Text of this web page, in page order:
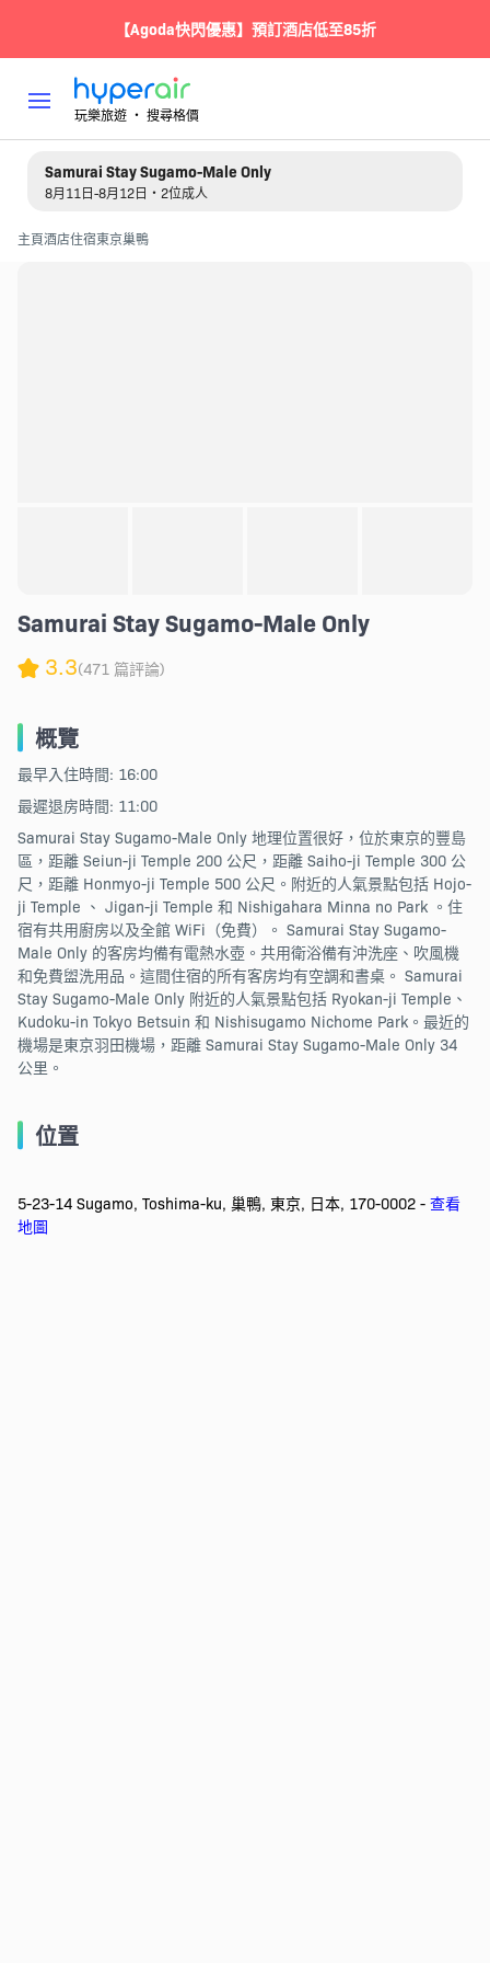
【Agoda快閃優惠】預訂酒店低至85折
玩樂旅遊 ‧ 搜尋格價
Samurai Stay Sugamo-Male Only
8月11日-8月12日・2位成人
主頁酒店住宿東京巢鴨
Samurai Stay Sugamo-Male Only
3.3(471 篇評論)
概覽
最早入住時間: 16:00
最遲退房時間: 11:00
Samurai Stay Sugamo-Male Only 地理位置很好，位於東京的豐島
區，距離 Seiun-ji Temple 200 公尺，距離 Saiho-ji Temple 300 公
尺，距離 Honmyo-ji Temple 500 公尺。附近的人氣景點包括 Hojo-
ji Temple 、 Jigan-ji Temple 和 Nishigahara Minna no Park 。住
宿有共用廚房以及全館 WiFi（免費）。 Samurai Stay Sugamo-
Male Only 的客房均備有電熱水壺。共用衛浴備有沖洗座、吹風機
和免費盥洗用品。這間住宿的所有客房均有空調和書桌。 Samurai
Stay Sugamo-Male Only 附近的人氣景點包括 Ryokan-ji Temple、
Kudoku-in Tokyo Betsuin 和 Nishisugamo Nichome Park。最近的
機場是東京羽田機場，距離 Samurai Stay Sugamo-Male Only 34
公里。
位置
5-23-14 Sugamo, Toshima-ku, 巢鴨, 東京, 日本, 170-0002 - 查看
地圖